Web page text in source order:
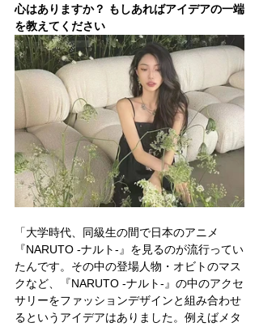
心はありますか？ もしあればアイデアの一端
を教えてください
「大学時代、同級生の間で日本のアニメ
『NARUTO -ナルト-』を見るのが流行ってい
たんです。その中の登場人物・オビトのマス
クなど、『NARUTO -ナルト-』の中のアクセ
サリーをファッションデザインと組み合わせ
るというアイデアはありました。例えばメタ